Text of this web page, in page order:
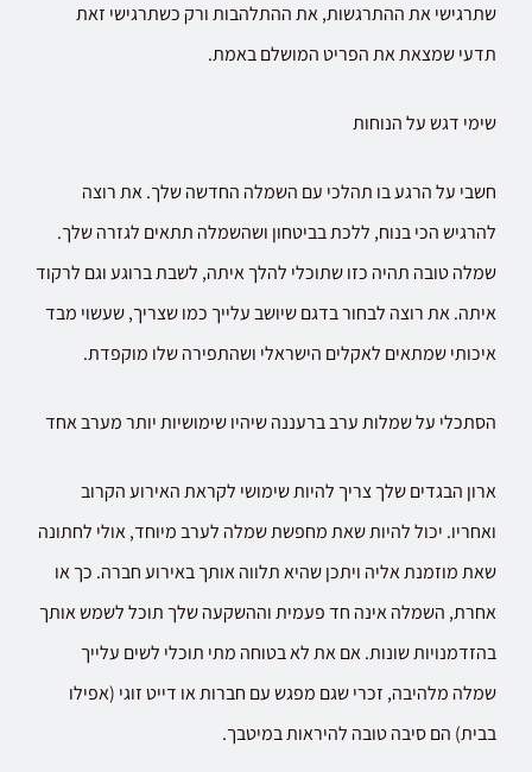
שתרגישי את ההתרגשות, את ההתלהבות ורק כשתרגישי זאת
תדעי שמצאת את הפריט המושלם באמת.
שימי דגש על הנוחות
חשבי על הרגע בו תהלכי עם השמלה החדשה שלך. את רוצה
להרגיש הכי בנוח, ללכת בביטחון ושהשמלה תתאים לגזרה שלך.
שמלה טובה תהיה כזו שתוכלי להלך איתה, לשבת ברוגע וגם לרקוד
איתה. את רוצה לבחור בדגם שיושב עלייך כמו שצריך, שעשוי מבד
איכותי שמתאים לאקלים הישראלי ושהתפירה שלו מוקפדת.
הסתכלי על שמלות ערב ברעננה שיהיו שימושיות יותר מערב אחד
ארון הבגדים שלך צריך להיות שימושי לקראת האירוע הקרוב
ואחריו. יכול להיות שאת מחפשת שמלה לערב מיוחד, אולי לחתונה
שאת מוזמנת אליה ויתכן שהיא תלווה אותך באירוע חברה. כך או
אחרת, השמלה אינה חד פעמית וההשקעה שלך תוכל לשמש אותך
בהזדמנויות שונות. אם את לא בטוחה מתי תוכלי לשים עלייך
שמלה מלהיבה, זכרי שגם מפגש עם חברות או דייט זוגי (אפילו
בבית) הם סיבה טובה להיראות במיטבך.